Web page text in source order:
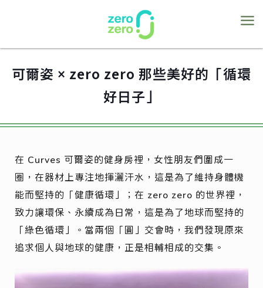
可爾姿 × zero zero 那些美好的「循環
好日子」
在 Curves 可爾姿的健身房裡，女性朋友們圍成一
圈，在器材上專注地揮灑汗水，這是為了維持身體機
能而堅持的「健康循環」；在 zero zero 的世界裡，
致力讓環保、永續成為日常，這是為了地球而堅持的
「綠色循環」。當兩個「圓」交會時，我們發現原來
追求個人與地球的健康，正是相輔相成的交集。